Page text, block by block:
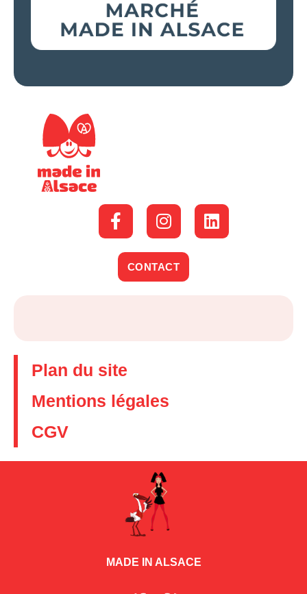
CONTACT
Plan du site
Mentions légales
CGV
MADE IN ALSACE